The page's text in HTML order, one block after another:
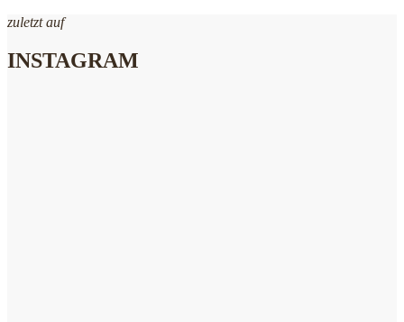
zuletzt auf
INSTAGRAM